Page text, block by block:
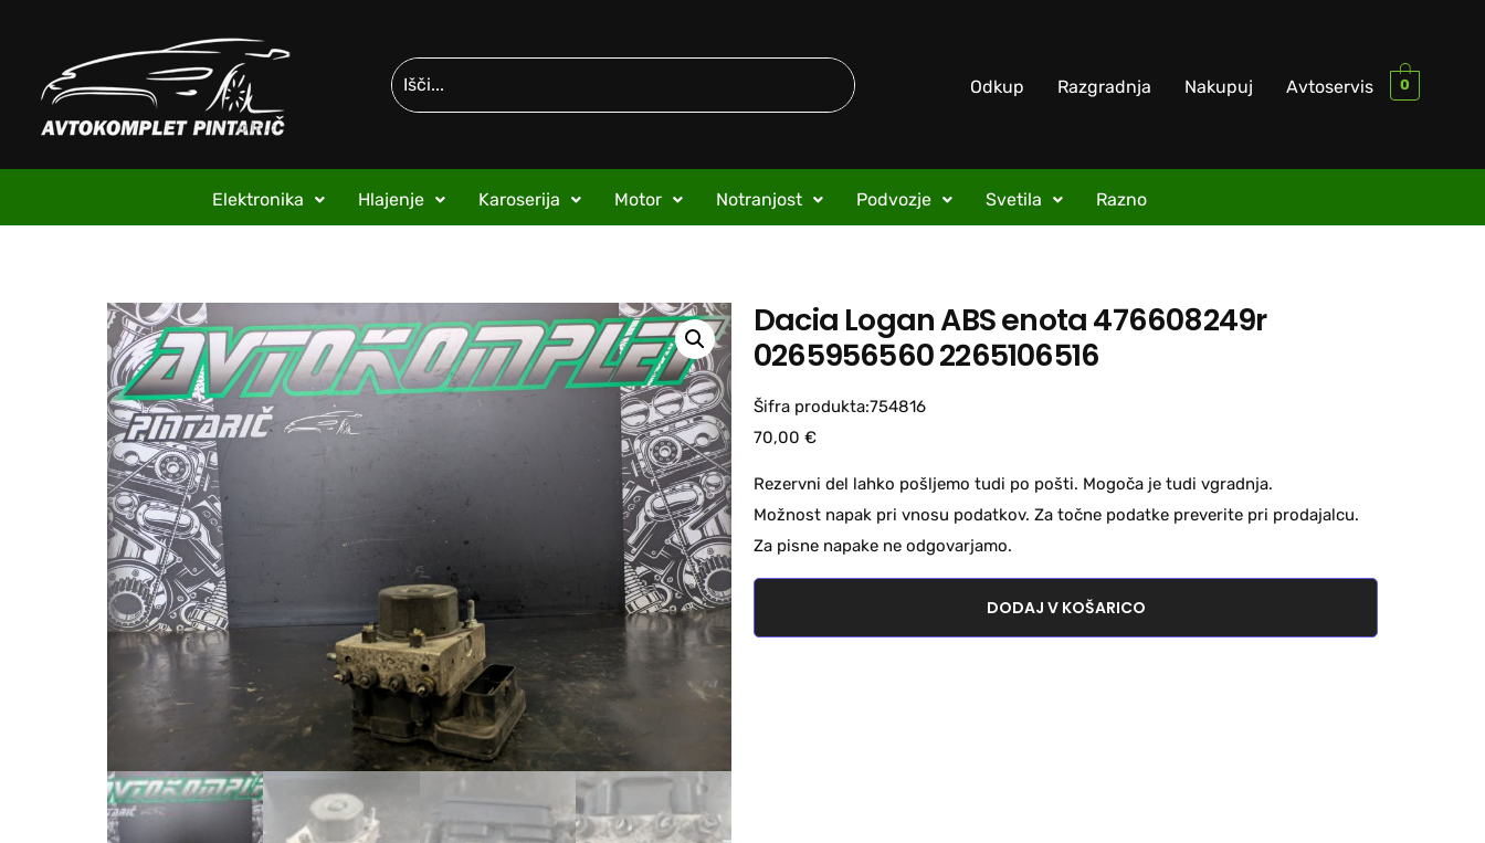
Odkup Razgradnja Nakupuj Avtoservis 0
Elektronika Hlajenje Karoserija Motor Notranjost Podvozje Svetila Razno
Dacia Logan ABS enota 476608249r
0265956560 2265106516
Šifra produkta:754816
70,00 €
Rezervni del lahko pošljemo tudi po pošti. Mogoča je tudi vgradnja.
Možnost napak pri vnosu podatkov. Za točne podatke preverite pri prodajalcu.
Za pisne napake ne odgovarjamo.
DODAJ V KOŠARICO